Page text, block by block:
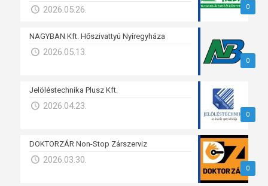
0
2026.05.26.
0
NAGYBAN Kft. Hőszivattyú Nyíregyháza
2026.05.13.
0
Jelöléstechnika Plusz Kft.
2026.04.23.
0
DOKTORZÁR Non-Stop Zárszerviz
2026.03.30.